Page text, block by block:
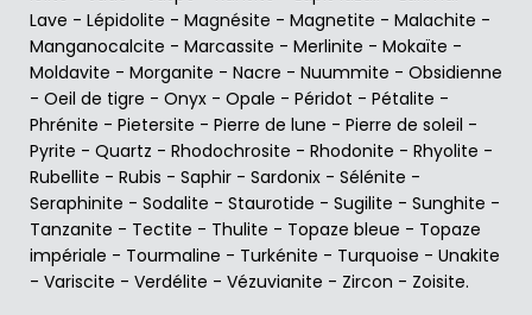
Lave - Lépidolite - Magnésite - Magnetite - Malachite -
Manganocalcite - Marcassite - Merlinite - Mokaïte -
Moldavite - Morganite - Nacre - Nuummite - Obsidienne
- Oeil de tigre - Onyx - Opale - Péridot - Pétalite -
Phrénite - Pietersite - Pierre de lune - Pierre de soleil -
Pyrite - Quartz - Rhodochrosite - Rhodonite - Rhyolite -
Rubellite - Rubis - Saphir - Sardonix - Sélénite -
Seraphinite - Sodalite - Staurotide - Sugilite - Sunghite -
Tanzanite - Tectite - Thulite - Topaze bleue - Topaze
impériale - Tourmaline - Turkénite - Turquoise - Unakite
- Variscite - Verdélite - Vézuvianite - Zircon - Zoisite.